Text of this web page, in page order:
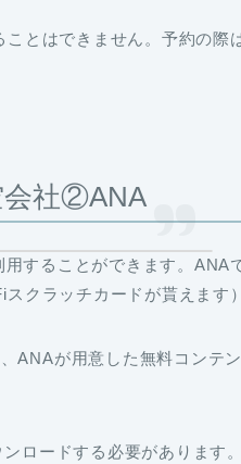
とはできません。予約の際
会社②ANA
することができます。ANA
クラッチカードが貰えます
ANAが用意した無料コンテ
ロードする必要があります